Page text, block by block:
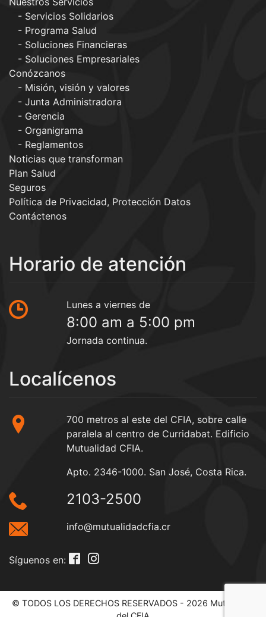
Servicios Solidarios
Programa Salud
Soluciones Financieras
Soluciones Empresariales
Conózcanos
Misión, visión y valores
Junta Administradora
Gerencia
Organigrama
Reglamentos
Noticias que transforman
Plan Salud
Seguros
Política de Privacidad, Protección Datos
Contáctenos
Horario de atención
Lunes a viernes de
8:00 am a 5:00 pm
Jornada continua.
Localícenos
700 metros al este del CFIA, sobre calle
paralela al centro de Curridabat. Edificio
Mutualidad CFIA.
Apto. 2346-1000. San José, Costa Rica.
2103-2500
info@mutualidadcfia.cr
Síguenos en:
© TODOS LOS DERECHOS RESERVADOS - 2026 Mutualidad